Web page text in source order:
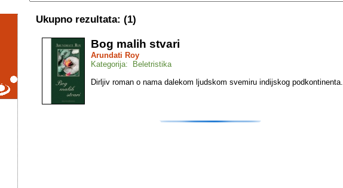
Ukupno rezultata: (1)
Bog malih stvari
Arundati Roy
Kategorija: Beletristika
Dirljiv roman o nama dalekom ljudskom svemiru indijskog podkontinenta.